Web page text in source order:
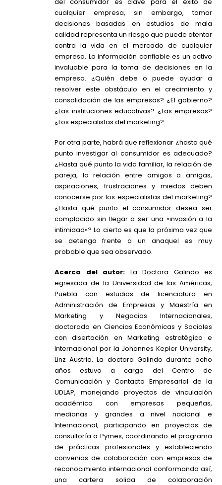
del consumidor es clave para el éxito de
cualquier empresa, sin embargo, tomar
decisiones basadas en estudios de mala
calidad representa un riesgo que puede atentar
contra la vida en el mercado de cualquier
empresa. La información confiable es un activo
invaluable para la toma de decisiones en la
empresa. ¿Quién debe o puede ayudar a
resolver este obstáculo en el crecimiento y
consolidación de las empresas? ¿El gobierno?
¿Las instituciones educativas? ¿Las empresas?
¿Los especialistas del marketing?
Por otra parte, habrá que reflexionar ¿hasta qué
punto investigar al consumidor es adecuado?
¿Hasta qué punto la vida familiar, la relación de
pareja, la relación entre amigos o amigas,
aspiraciones, frustraciones y miedos deben
conocerse por los especialistas del marketing?
¿Hasta qué punto el consumidor desea ser
complacido sin llegar a ser una «invasión a la
intimidad»? Lo cierto es que la próxima vez que
se detenga frente a un anaquel es muy
probable que sea observado.
Acerca del autor: La Doctora Galindo es
egresada de la Universidad de las Américas,
Puebla con estudios de licenciatura en
Administración de Empresas y Maestría en
Marketing y Negocios Internacionales,
doctorado en Ciencias Económicas y Sociales
con disertación en Marketing estratégico e
Internacional por la Johannes Kepler University,
Linz Austria. La doctora Galindo durante ocho
años estuvo a cargo del Centro de
Comunicación y Contacto Empresarial de la
UDLAP, manejando proyectos de vinculación
académica con empresas pequeñas,
medianas y grandes a nivel nacional e
Internacional, participando en proyectos de
consultoría a Pymes, coordinando el programa
de prácticas profesionales y estableciendo
convenios de colaboración con empresas de
reconocimiento internacional conformando así,
una cartera solida de colaboración